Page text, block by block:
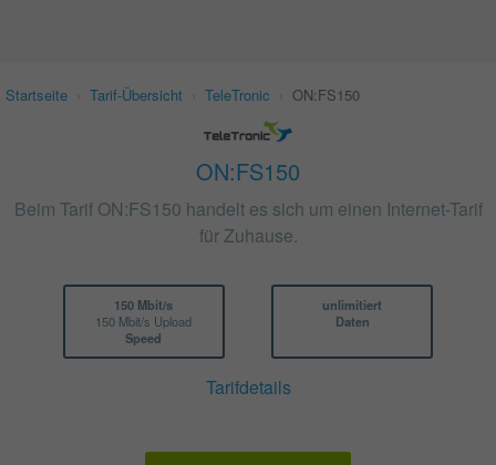
Startseite Tarif-Übersicht TeleTronic ON:FS150
ON:FS150
Beim Tarif ON:FS150 handelt es sich um einen Internet-Tarif
für Zuhause.
150 Mbit/s
150 Mbit/s Upload
Speed
unlimitiert
Daten
Tarifdetails